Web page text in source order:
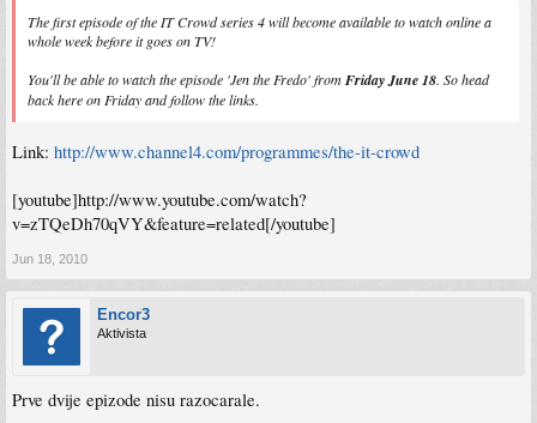
The first episode of the IT Crowd series 4 will become available to watch online a
whole week before it goes on TV!
You'll be able to watch the episode 'Jen the Fredo' fromFriday June 18. So head
back here on Friday and follow the links.
Link: http://www.channel4.com/programmes/the-it-crowd
[youtube]http://www.youtube.com/watch?
v=zTQeDh70qVY&feature=related[/youtube]
Jun 18, 2010
Encor3
Aktivista
Prve dvije epizode nisu razocarale.